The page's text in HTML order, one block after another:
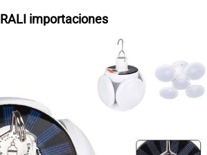
RALI importaciones